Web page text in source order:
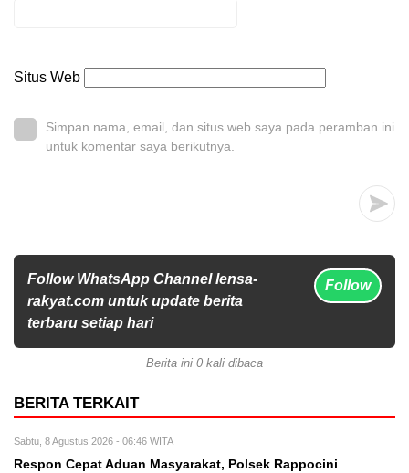
Situs Web
Simpan nama, email, dan situs web saya pada peramban ini
untuk komentar saya berikutnya.
Follow WhatsApp Channel lensa-
rakyat.com untuk update berita
terbaru setiap hari
Follow
Berita ini 0 kali dibaca
BERITA TERKAIT
Sabtu, 8 Agustus 2026 - 06:46 WITA
Respon Cepat Aduan Masyarakat, Polsek Rappocini